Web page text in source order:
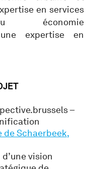
en services
économie
expertise en
–
de Schaerbeek,
vision